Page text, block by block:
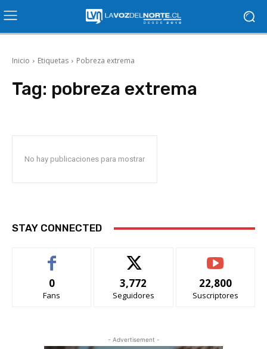
Inicio Etiquetas Pobreza extrema
Tag: pobreza extrema
No hay publicaciones para mostrar
STAY CONNECTED
0
Fans
3,772
Seguidores
22,800
Suscriptores
- Advertisement -